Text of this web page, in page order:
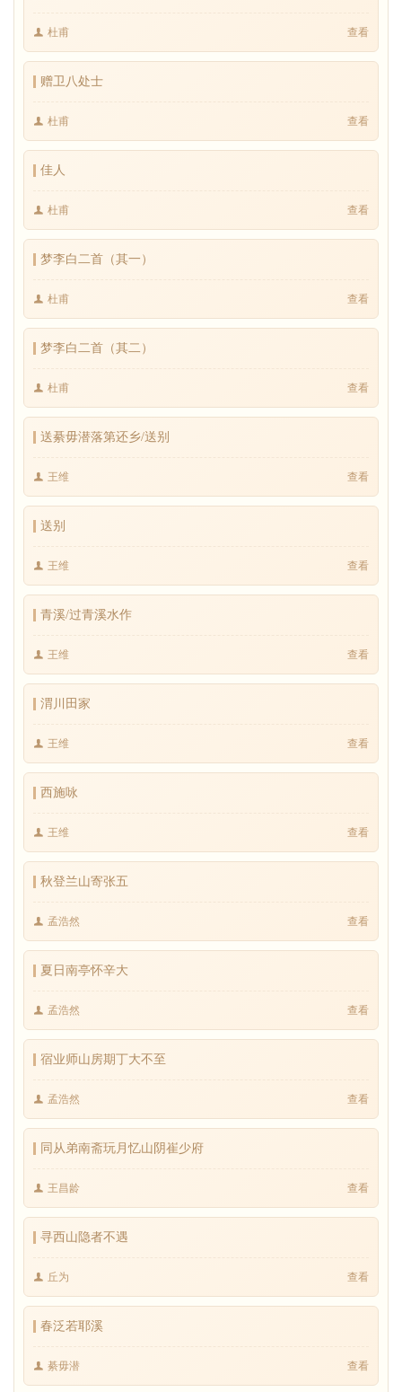
杜甫 查看
赠卫八处士
杜甫 查看
佳人
杜甫 查看
梦李白二首（其一）
杜甫 查看
梦李白二首（其二）
杜甫 查看
送綦毋潜落第还乡/送别
王维 查看
送别
王维 查看
青溪/过青溪水作
王维 查看
渭川田家
王维 查看
西施咏
王维 查看
秋登兰山寄张五
孟浩然 查看
夏日南亭怀辛大
孟浩然 查看
宿业师山房期丁大不至
孟浩然 查看
同从弟南斋玩月忆山阴崔少府
王昌龄 查看
寻西山隐者不遇
丘为 查看
春泛若耶溪
綦毋潜 查看